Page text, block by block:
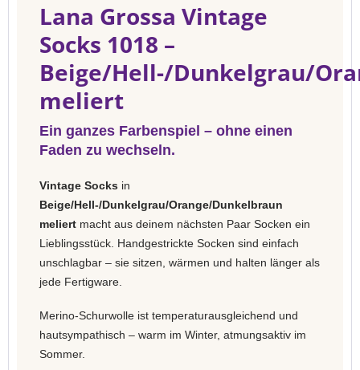
Lana Grossa Vintage
Socks 1018 –
Beige/Hell-/Dunkelgrau/
meliert
Ein ganzes Farbenspiel – ohne einen
Faden zu wechseln.
Vintage Socks in
Beige/Hell-/Dunkelgrau/Orange/Dunkelbraun
meliert macht aus deinem nächsten Paar Socken ein
Lieblingsstück. Handgestrickte Socken sind einfach
unschlagbar – sie sitzen, wärmen und halten länger als
jede Fertigware.
Merino-Schurwolle ist temperaturausgleichend und
hautsympathisch – warm im Winter, atmungsaktiv im
Sommer.